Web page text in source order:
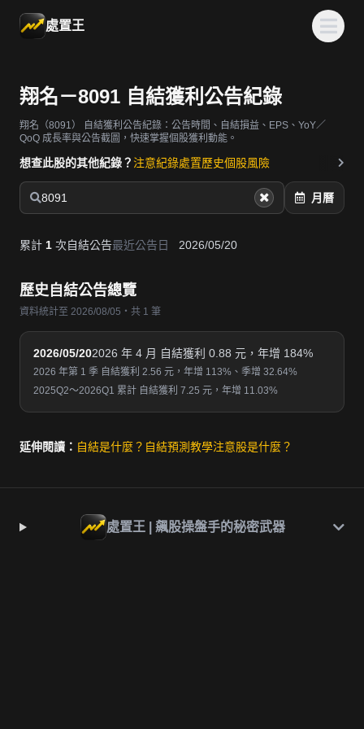
處置王
翔名－8091 自結獲利公告紀錄
翔名（8091）
自結獲利公告紀錄：公告時間、自結損益、EPS、YoY／
QoQ 成長率與公告截圖，快速掌握個股獲利動能。
想查此股的其他紀錄？ 注意紀錄處置歷史個股風險
8091 月曆
累計 1 次自結公告最近公告日 2026/05/20
歷史自結公告總覽
資料統計至 2026/08/05・共 1 筆
2026/05/202026 年 4 月 自結獲利 0.88 元，年增 184%
2026 年第 1 季 自結獲利 2.56 元，年增 113%、季增 32.64%
2025Q2～2026Q1 累計 自結獲利 7.25 元，年增 11.03%
延伸閱讀： 自結是什麼？ 自結預測教學注意股是什麼？
處置王 | 飆股操盤手的秘密武器